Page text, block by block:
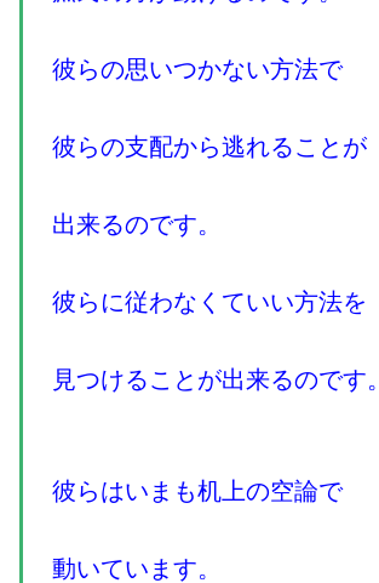
彼らの思いつかない方法で
彼らの支配から逃れることが
出来るのです。
彼らに従わなくていい方法を
見つけることが出来るのです。
彼らはいまも机上の空論で
動いています。